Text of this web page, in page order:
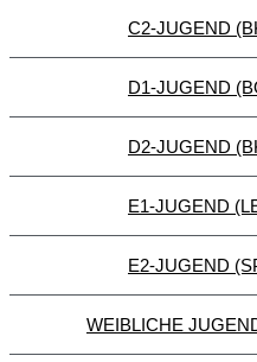
C2-JUGEND
D1-JUGEND
D2-JUGEND
E1-JUGEND
E2-JUGEND
WEIBLICHE